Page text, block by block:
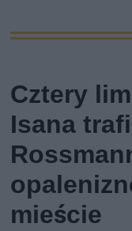
Cztery
Isana
mieście